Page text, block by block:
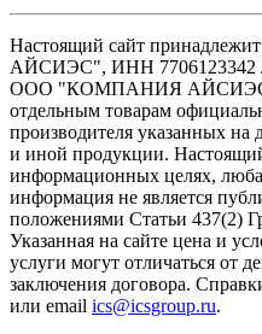
Настоящий сайт
АЙСИЭС", ИНН 7706123342
ООО "КОМПАНИЯ АЙСИЭС"
отдельным товарам
производителя указанных на
и иной продукции.
информационных целях,
информация не является
положениями Статьи 437(2)
Указанная на сайте цена и
услуги могут отличаться от
заключения договора.
или email ics@icsgroup.ru.